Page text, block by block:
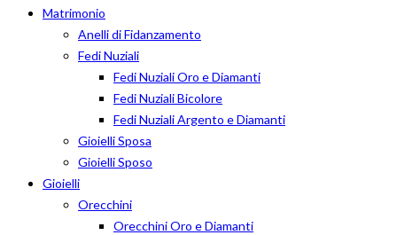
Matrimonio
Anelli di Fidanzamento
Fedi Nuziali
Fedi Nuziali Oro e Diamanti
Fedi Nuziali Bicolore
Fedi Nuziali Argento e Diamanti
Gioielli Sposa
Gioielli Sposo
Gioielli
Orecchini
Orecchini Oro e Diamanti